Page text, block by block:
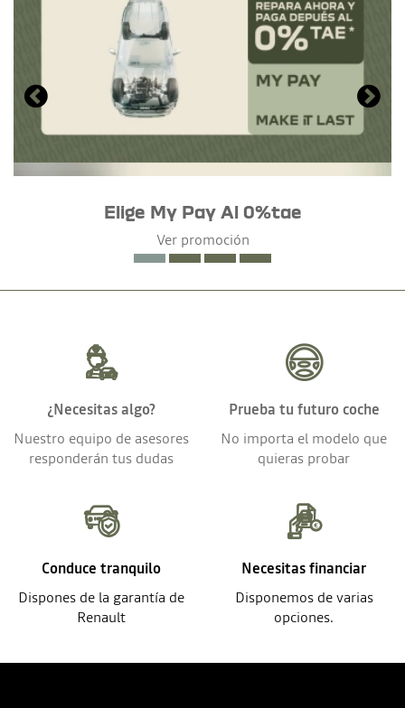
Elige My Pay Al 0%tae
Ver promoción
¿Necesitas algo?
Nuestro equipo de asesores
responderán tus dudas
Prueba tu futuro coche
No importa el modelo que
quieras probar
Conduce tranquilo
Dispones de la garantía de
Renault
Necesitas financiar
Disponemos de varias
opciones.